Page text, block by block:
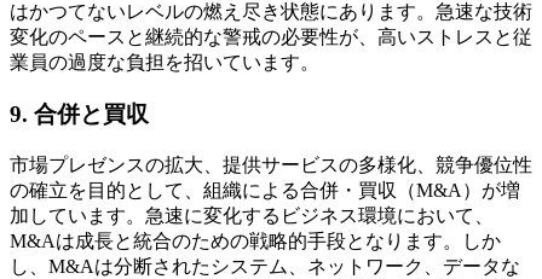
はかつてないレベルの燃え尽き状態にあります。急速な技術
変化のペースと継続的な警戒の必要性が、高いストレスと従
業員の過度な負担を招いています。
9. 合併と買収
市場プレゼンスの拡大、提供サービスの多様化、競争優位性
の確立を目的として、組織による合併・買収（M&A）が増
加しています。急速に変化するビジネス環境において、
M&Aは成長と統合のための戦略的手段となります。しか
し、M&Aは分断されたシステム、ネットワーク、データな